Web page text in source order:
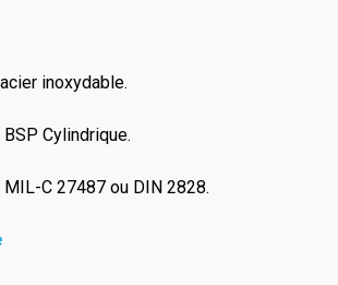
inoxydable.
Cylindrique.
C 27487 ou DIN 2828.